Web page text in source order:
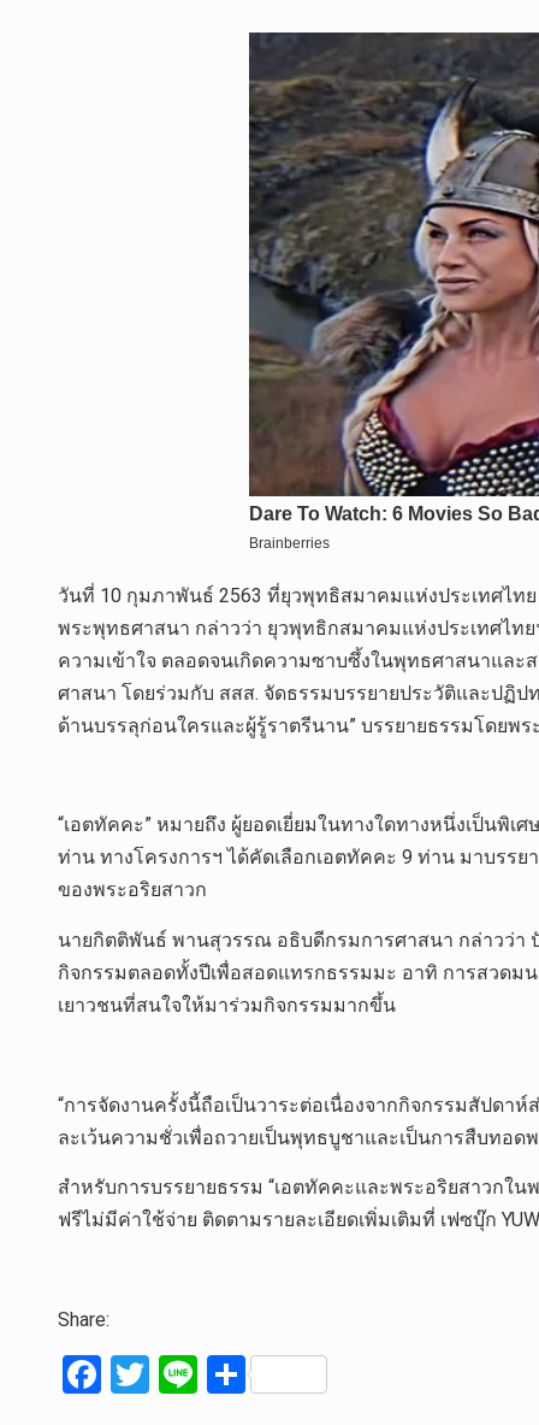
วันที่ 10 กุมภาพันธ์ 2563 ที่ยุวพุทธิสมาคมแห่งประเทศไท
พระพุทธศาสนา กล่าวว่า ยุวพุทธิกสมาคมแห่งประเทศไท
ความเข้าใจ ตลอดจนเกิดความซาบซึ้งในพุทธศาสนาและ
ศาสนา โดยร่วมกับ สสส. จัดธรรมบรรยายประวัติและปฏิ
ด้านบรรลุก่อนใครและผู้รู้ราตรีนาน” บรรยายธรรมโดยพ
“เอตทัคคะ” หมายถึง ผู้ยอดเยี่ยมในทางใดทางหนึ่งเป็น
ท่าน ทางโครงการฯ ได้คัดเลือกเอตทัคคะ 9 ท่าน มาบรร
ของพระอริยสาวก
นายกิตติพันธ์ พานสุวรรณ อธิบดีกรมการศาสนา กล่าวว่า
กิจกรรมตลอดทั้งปีเพื่อสอดแทรกธรรมมะ อาทิ การสวดม
เยาวชนที่สนใจให้มาร่วมกิจกรรมมากขึ้น
“การจัดงานครั้งนี้ถือเป็นวาระต่อเนื่องจากกิจกรรมสัปด
ละเว้นความชั่วเพื่อถวายเป็นพุทธบูชาและเป็นการสืบทอ
สำหรับการบรรยายธรรม “เอตทัคคะและพระอริยสาวกใ
ฟรีไม่มีค่าใช้จ่าย ติดตามรายละเอียดเพิ่มเติมที่ เฟซบุ๊ก
Share:
F
T
Li S